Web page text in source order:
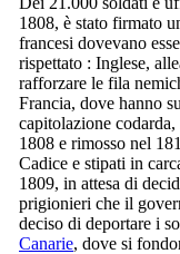
1808, è stato firmato
francesi dovevano
rispettato : Inglese,
rafforzare le fila
Francia, dove hanno
capitolazione
1808 e rimosso nel
Cadice e stipati in
1809, in attesa di
prigionieri che il
deciso di deportare i
Canarie, dove si